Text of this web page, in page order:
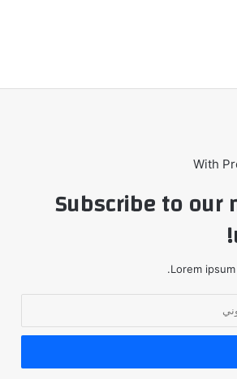
With
Subscribe to our
Lorem